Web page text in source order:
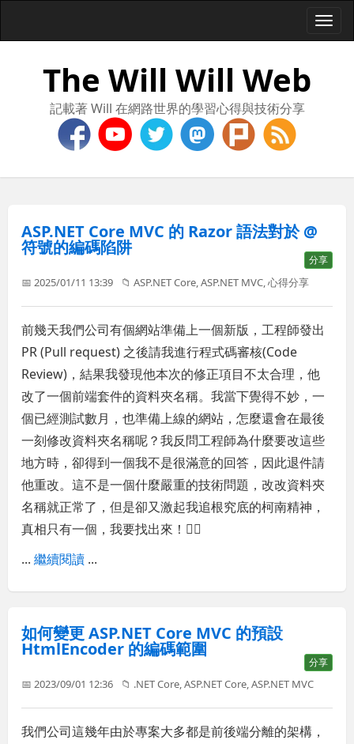
The Will Will Web
記載著 Will 在網路世界的學習心得與技術分享
ASP.NET Core MVC 的 Razor 語法對於 @
符號的編碼陷阱
分享
📅 2025/01/11 13:39 📁ASP.NET Core ,ASP.NET MVC ,心得分享
前幾天我們公司有個網站準備上一個新版，工程師發出
PR (Pull request) 之後請我進行程式碼審核(Code
Review)，結果我發現他本次的修正項目不太合理，他
改了一個前端套件的資料夾名稱。我當下覺得不妙，一
個已經測試數月，也準備上線的網站，怎麼還會在最後
一刻修改資料夾名稱呢？我反問工程師為什麼要改這些
地方時，卻得到一個我不是很滿意的回答，因此退件請
他重改。這不是一個什麼嚴重的技術問題，改改資料夾
名稱就正常了，但是卻又激起我追根究底的柯南精神，
真相只有一個，我要找出來！🕵️‍♂️
...繼續閱讀 ...
如何變更 ASP.NET Core MVC 的預設
HtmlEncoder 的編碼範圍
分享
📅 2023/09/01 12:36 📁 .NET Core,ASP.NET Core,ASP.NET MVC
我們公司這幾年由於專案大多都是前後端分離的架構，